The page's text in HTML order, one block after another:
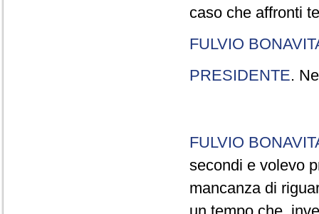
caso che affronti
FULVIO
PRESIDENTE.
FULVIO
secondi e volevo
mancanza di